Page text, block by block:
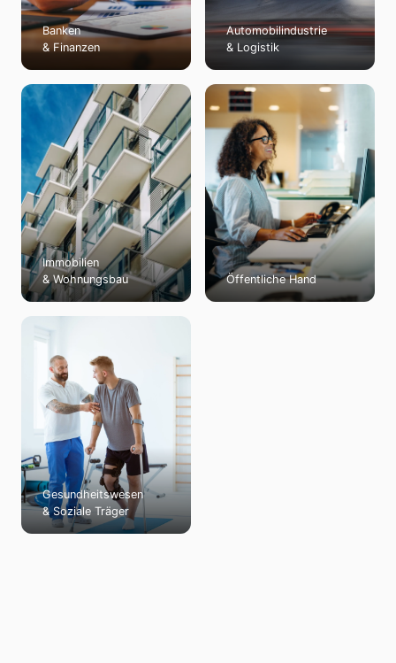
Banken
& Finanzen
Automobilindustrie
& Logistik
Immobilien
& Wohnungsbau
Öffentliche Hand
Gesundheitswesen
& Soziale Träger